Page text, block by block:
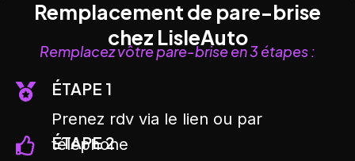
Remplacement de pare-brise
chez LisleAuto
Remplacez vôtre pare-brise en 3 étapes :
ÉTAPE 1
Prenez rdv via le lien ou par
téléphone
ÉTAPE 2